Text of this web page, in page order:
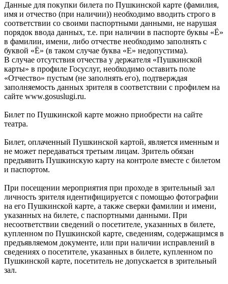
Данные для покупки билета по Пушкинской карте (фамилия,
имя и отчество (при наличии)) необходимо вводить строго в
соответствии со своими паспортными данными, не нарушая
порядок ввода данных, т.е. при наличии в паспорте буквы «Ё»
в фамилии, имени, либо отчестве необходимо заполнять с
буквой «Ё» (в таком случае буква «Е» недопустима).
В случае отсутствия отчества у держателя «Пушкинской
карты» в профиле Госуслуг, необходимо оставить поле
«Отчество» пустым (не заполнять его), подтверждая
заполняемость данных зрителя в соответствии с профилем на
сайте www.gosuslugi.ru.
Билет по Пушкинской карте можно приобрести на сайте
театра.
Билет, оплаченный Пушкинской картой, является именным и
не может передаваться третьим лицам. Зритель обязан
предъявить Пушкинскую карту на контроле вместе с билетом
и паспортом.
При посещении мероприятия при проходе в зрительный зал
личность зрителя идентифицируется с помощью фотографии
на его Пушкинской карте, а также сверки фамилии и имени,
указанных на билете, с паспортными данными. При
несоответствии сведений о посетителе, указанных в билете,
купленном по Пушкинской карте, сведениям, содержащимся в
предъявляемом документе, или при наличии исправлений в
сведениях о посетителе, указанных в билете, купленном по
Пушкинской карте, посетитель не допускается в зрительный
зал.